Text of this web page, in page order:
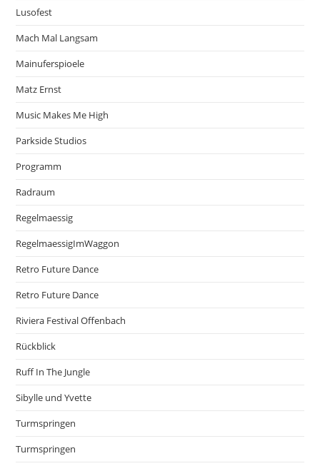
Lusofest
Mach Mal Langsam
Mainuferspioele
Matz Ernst
Music Makes Me High
Parkside Studios
Programm
Radraum
Regelmaessig
RegelmaessigImWaggon
Retro Future Dance
Retro Future Dance
Riviera Festival Offenbach
Rückblick
Ruff In The Jungle
Sibylle und Yvette
Turmspringen
Turmspringen